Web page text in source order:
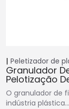
Peletizador de
Granulador
Pelotização
O granulador de
indústria plástica…